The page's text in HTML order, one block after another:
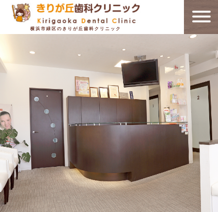
横浜市緑区のきりが丘歯科クリニック